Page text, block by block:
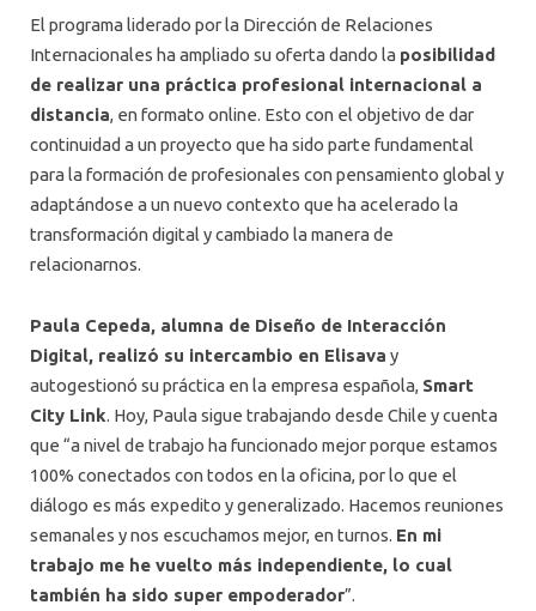
El programa liderado por la Dirección de Relaciones
Internacionales ha ampliado su oferta dando la posibilidad
de realizar una práctica profesional internacional a
distancia, en formato online. Esto con el objetivo de dar
continuidad a un proyecto que ha sido parte fundamental
para la formación de profesionales con pensamiento global y
adaptándose a un nuevo contexto que ha acelerado la
transformación digital y cambiado la manera de
relacionarnos.
Paula Cepeda, alumna de Diseño de Interacción
Digital, realizó su intercambio en Elisava y
autogestionó su práctica en la empresa española, Smart
City Link. Hoy, Paula sigue trabajando desde Chile y cuenta
que “a nivel de trabajo ha funcionado mejor porque estamos
100% conectados con todos en la oficina, por lo que el
diálogo es más expedito y generalizado. Hacemos reuniones
semanales y nos escuchamos mejor, en turnos. En mi
trabajo me he vuelto más independiente, lo cual
también ha sido super empoderador”.